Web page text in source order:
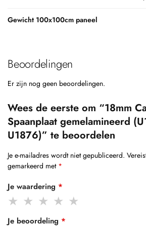
Gewicht 100x100cm paneel
Beoordelingen
Er zijn nog geen beoordelingen.
Wees de eerste om “18mm
Spaanplaat gemelamineerd
U1876)” te beoordelen
Je e-mailadres wordt niet gepubliceerd.
gemarkeerd met *
Je waardering *
Je beoordeling *